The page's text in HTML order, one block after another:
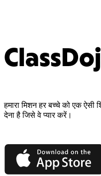
हमारा मिशन हर बच्चे को एक ऐसी
देना है जिसे वे प्यार करें।
App Store